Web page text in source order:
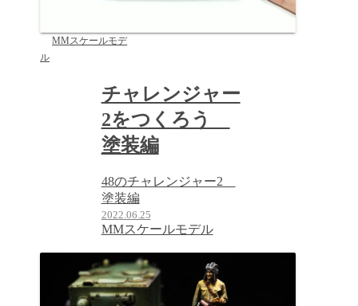
MMスケールモデ
ル
チャレンジャー
2をつくろう
塗装編
48のチャレンジャー2
塗装編
2022.06.25
MMスケールモデル